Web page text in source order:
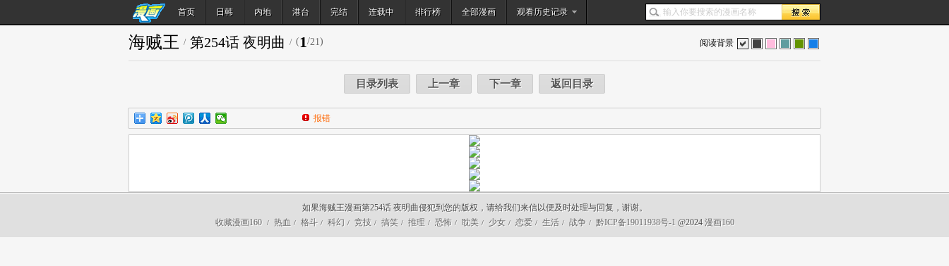
首页 日韩 内地 港台 完结 连载中 排行榜 全部漫画 观看历史记录
搜索
阅读背景
海贼王 / 第254话 夜明曲 / (1/21)
目录列表 上一章 下一章 返回目录
报错
如果海贼王漫画第254话 夜明曲侵犯到您的版权，请给我们来信以便及时处理与回复，谢谢。
收藏漫画160
/ 热血 / 格斗 / 科幻 / 竞技 / 搞笑 / 推理 / 恐怖 / 耽美 / 少女 / 恋爱 / 生活 / 战争 / 黔ICP备19011938号-1 @2024 漫画160